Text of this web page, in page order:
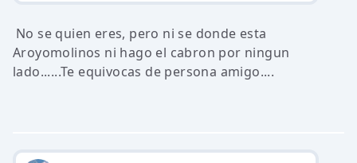
No se quien eres, pero ni se donde esta
Aroyomolinos ni hago el cabron por ningun
lado......Te equivocas de persona amigo....